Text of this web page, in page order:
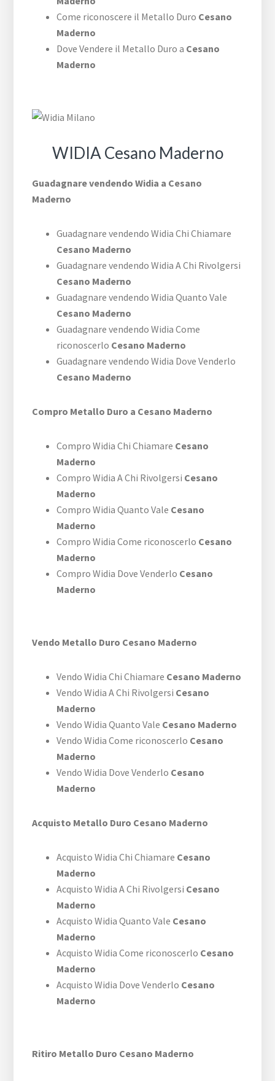
Come riconoscere il Metallo Duro Cesano
Maderno
Dove Vendere il Metallo Duro a Cesano
Maderno
WIDIA Cesano Maderno
Guadagnare vendendo Widia a Cesano
Maderno
Guadagnare vendendo Widia Chi Chiamare
Cesano Maderno
Guadagnare vendendo Widia A Chi Rivolgersi
Cesano Maderno
Guadagnare vendendo Widia Quanto Vale
Cesano Maderno
Guadagnare vendendo Widia Come
riconoscerlo Cesano Maderno
Guadagnare vendendo Widia Dove Venderlo
Cesano Maderno
Compro Metallo Duro a Cesano Maderno
Compro Widia Chi Chiamare Cesano
Maderno
Compro Widia A Chi Rivolgersi Cesano
Maderno
Compro Widia Quanto Vale Cesano
Maderno
Compro Widia Come riconoscerlo Cesano
Maderno
Compro Widia Dove Venderlo Cesano
Maderno
Vendo Metallo Duro Cesano Maderno
Vendo Widia Chi Chiamare Cesano Maderno
Vendo Widia A Chi Rivolgersi Cesano
Maderno
Vendo Widia Quanto Vale Cesano Maderno
Vendo Widia Come riconoscerlo Cesano
Maderno
Vendo Widia Dove Venderlo Cesano
Maderno
Acquisto Metallo Duro Cesano Maderno
Acquisto Widia Chi Chiamare Cesano
Maderno
Acquisto Widia A Chi Rivolgersi Cesano
Maderno
Acquisto Widia Quanto Vale Cesano
Maderno
Acquisto Widia Come riconoscerlo Cesano
Maderno
Acquisto Widia Dove Venderlo Cesano
Maderno
Ritiro Metallo Duro Cesano Maderno